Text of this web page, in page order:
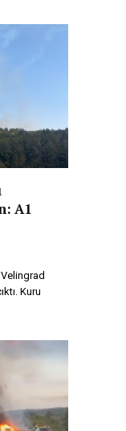
A1
Kuru